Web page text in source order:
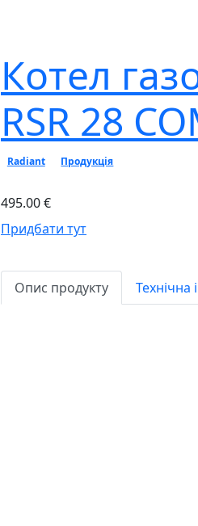
Котел
RSR 28
Radiant Продукція
495.00 €
Придбати тут
Опис продукту Технічна